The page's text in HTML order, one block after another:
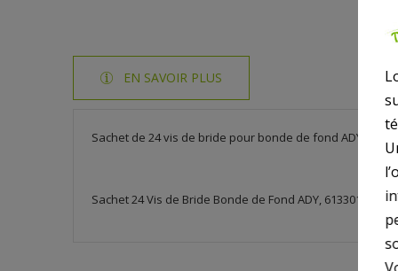
EN SAVOIR PLUS
Sachet de 24 vis de bride pour bonde de fond ADY (
Sachet 24 Vis de Bride Bonde de Fond ADY, 6133012